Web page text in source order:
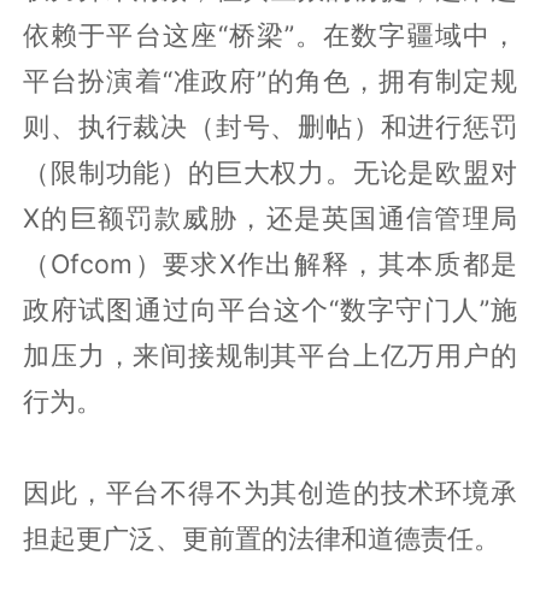
依赖于平台这座“桥梁”。在数字疆域中，
平台扮演着“准政府”的角色，拥有制定规
则、执行裁决（封号、删帖）和进行惩罚
（限制功能）的巨大权力。无论是欧盟对
X的巨额罚款威胁，还是英国通信管理局
（Ofcom）要求X作出解释，其本质都是
政府试图通过向平台这个“数字守门人”施
加压力，来间接规制其平台上亿万用户的
行为。
因此，平台不得不为其创造的技术环境承
担起更广泛、更前置的法律和道德责任。